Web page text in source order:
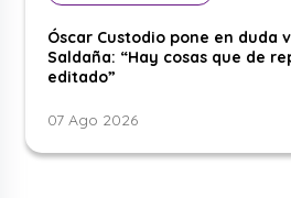
Óscar Custodio pone en duda
Saldaña: “Hay cosas que de
editado”
07 Ago 2026